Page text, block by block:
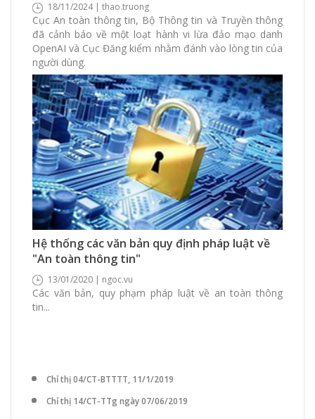
18/11/2024 | thao.truong
Cục An toàn thông tin, Bộ Thông tin và Truyền thông
đã cảnh báo về một loạt hành vi lừa đảo mạo danh
OpenAI và Cục Đăng kiểm nhằm đánh vào lòng tin của
người dùng.
0 Thích
Hệ thống các văn bản quy định pháp luật về
"An toàn thông tin"
13/01/2020 | ngoc.vu
Các văn bản, quy phạm pháp luật về an toàn thông
tin...
Chỉ thị 04/CT-BTTTT, 11/1/2019
Chỉ thị 14/CT-TTg ngày 07/06/2019